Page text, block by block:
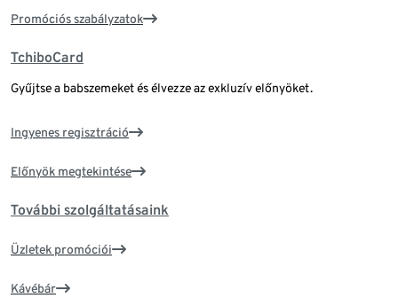
Promóciós szabályzatok
TchiboCard
Gyűjtse a babszemeket és élvezze az exkluzív előnyöket.
Ingyenes regisztráció
Előnyök megtekintése
További szolgáltatásaink
Üzletek promóciói
Kávébár